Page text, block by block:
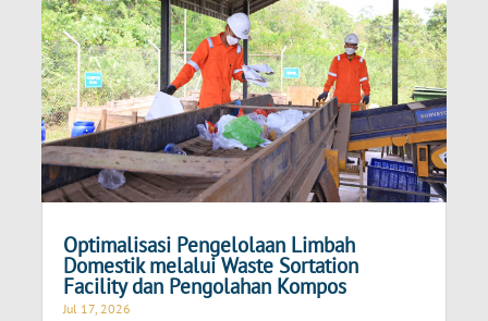
Optimalisasi Pengelolaan Limbah
Domestik melalui Waste Sortation
Facility dan Pengolahan Kompos
Jul 17, 2026